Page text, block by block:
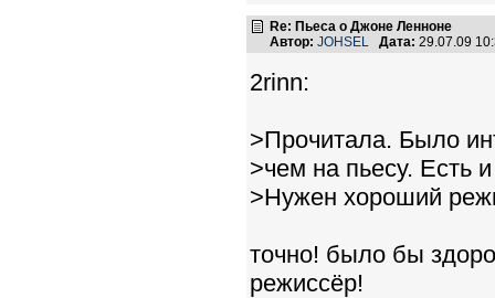
Re: Пьеса о Джоне Ленноне
Автор: JOHSEL Дата: 29.07.09
2rinn:
>Прочитала. Было
>чем на пьесу. Есть
>Нужен хороший
точно! было бы
режиссёр!